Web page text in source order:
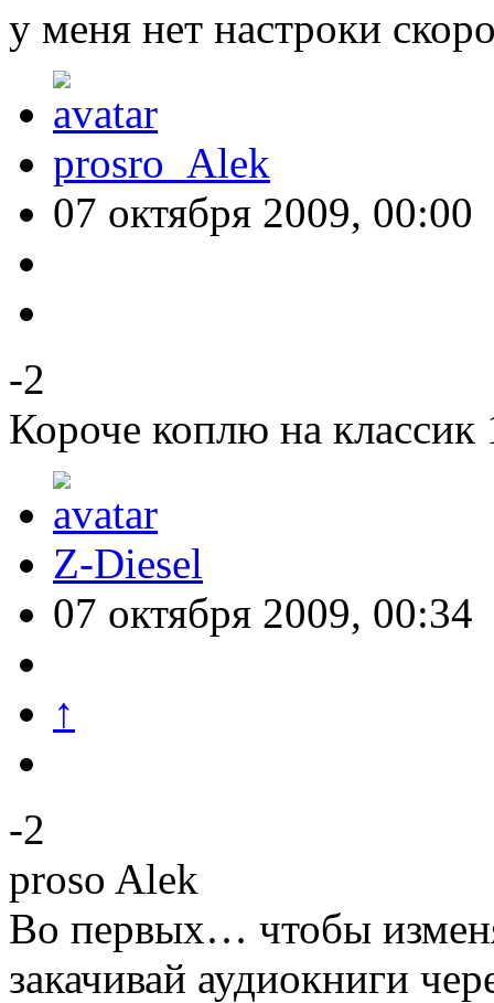
у меня нет настроки
prosro_Alek
07 октября 2009, 00:00
-2
Короче коплю на классик
Z-Diesel
07 октября 2009, 00:34
↑
-2
proso Alek
Во первых… чтобы
закачивай аудиокниги